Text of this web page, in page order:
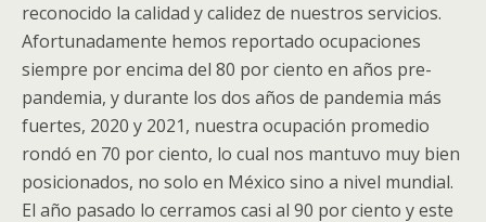
reconocido la calidad y calidez de nuestros servicios.
Afortunadamente hemos reportado ocupaciones
siempre por encima del 80 por ciento en años pre-
pandemia, y durante los dos años de pandemia más
fuertes, 2020 y 2021, nuestra ocupación promedio
rondó en 70 por ciento, lo cual nos mantuvo muy bien
posicionados, no solo en México sino a nivel mundial.
El año pasado lo cerramos casi al 90 por ciento y este